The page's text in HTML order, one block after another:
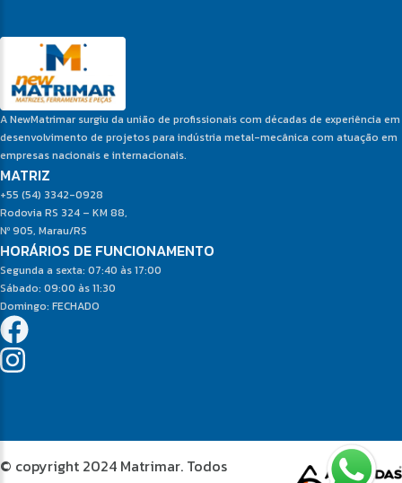
A NewMatrimar surgiu da união de profissionais com décadas de experiência em
desenvolvimento de projetos para indústria metal-mecânica com atuação em
empresas nacionais e internacionais.
MATRIZ
+55 (54) 3342-0928
Rodovia RS 324 – KM 88,
Nº 905, Marau/RS
HORÁRIOS DE FUNCIONAMENTO
Segunda a sexta: 07:40 às 17:00
Sábado: 09:00 às 11:30
Domingo: FECHADO
© copyright 2024 Matrimar. Todos